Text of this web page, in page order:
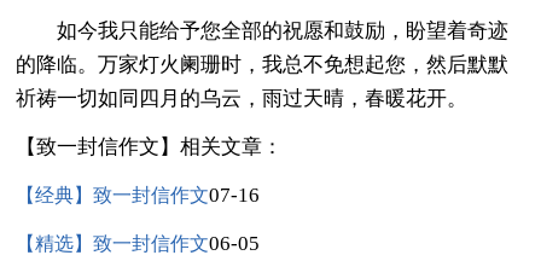
如今我只能给予您全部的祝愿和鼓励，盼望着奇迹
的降临。万家灯火阑珊时，我总不免想起您，然后默默
祈祷一切如同四月的乌云，雨过天晴，春暖花开。
【致一封信作文】相关文章：
【经典】致一封信作文07-16
【精选】致一封信作文06-05